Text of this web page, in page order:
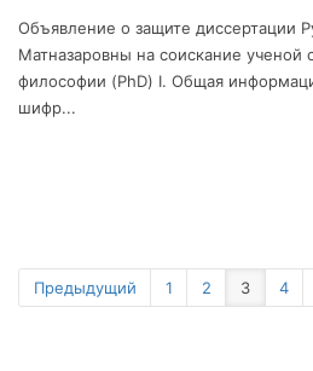
Объявление о защите диссертации
Матназаровны на соискание ученой
философии (PhD) I. Общая
шифр...
Предыдущий 1 2 3 4